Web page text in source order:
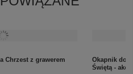
Chrzest z grawerem
Okapnik do
Świętą -